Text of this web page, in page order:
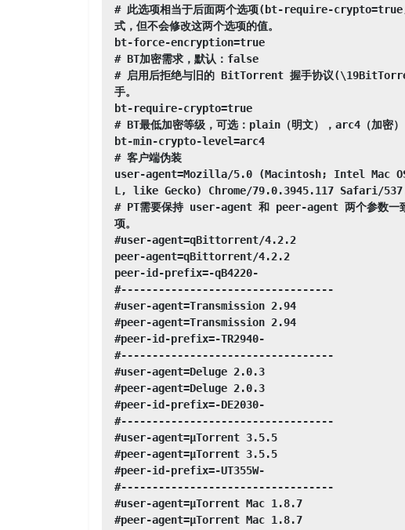
# 此选项相当于后面两个选项(bt-require-
式，但不会修改这两个选项的值。
bt-force-encryption=true
# BT加密需求，默认：false
# 启用后拒绝与旧的 BitTorrent 握手协议
手。
bt-require-crypto=true
# BT最低加密等级，可选：plain（明文），arc4（加密
bt-min-crypto-level=arc4
# 客户端伪装
user-agent=Mozilla/5.0 (Macintosh; Intel Mac OS
L, like Gecko) Chrome/79.0.3945.117 Safari/
# PT需要保持 user-agent 和 peer-agent 两个参数一
项。
#user-agent=qBittorrent/4.2.2
peer-agent=qBittorrent/4.2.2
peer-id-prefix=-qB4220-
#----------------------------------
#user-agent=Transmission 2.94
#peer-agent=Transmission 2.94
#peer-id-prefix=-TR2940-
#----------------------------------
#user-agent=Deluge 2.0.3
#peer-agent=Deluge 2.0.3
#peer-id-prefix=-DE2030-
#----------------------------------
#user-agent=μTorrent 3.5.5
#peer-agent=μTorrent 3.5.5
#peer-id-prefix=-UT355W-
#----------------------------------
#user-agent=μTorrent Mac 1.8.7
#peer-agent=μTorrent Mac 1.8.7